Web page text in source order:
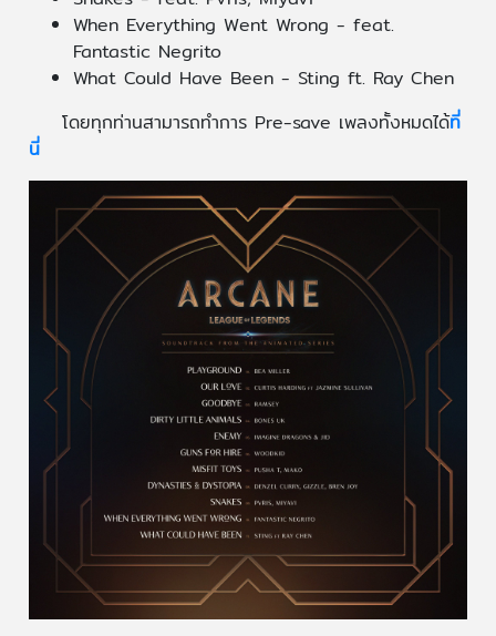
When Everything Went Wrong - feat.
Fantastic Negrito
What Could Have Been - Sting ft. Ray Chen
โดยทุกท่านสามารถทำการ Pre-save เพลงทั้งหมดได้ที่
นี่